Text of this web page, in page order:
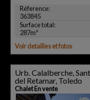
Réference:
363845
Surface total:
287m²
Voir detailles et fotos
Urb. Calalberche,
del Retamar, Toledo
Chalet En vente